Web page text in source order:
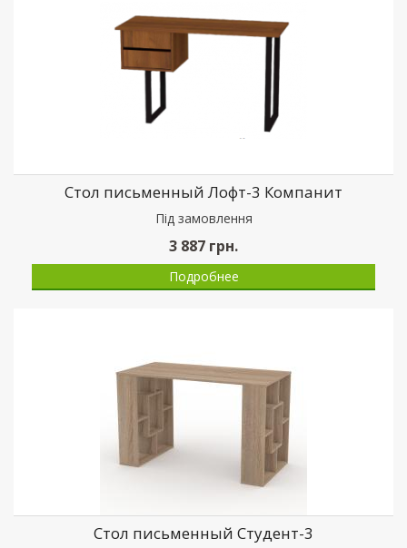
Стол письменный Лофт-3 Компанит
Пiд замовлення
3 887 грн.
Подробнее
Стол письменный Студент-3